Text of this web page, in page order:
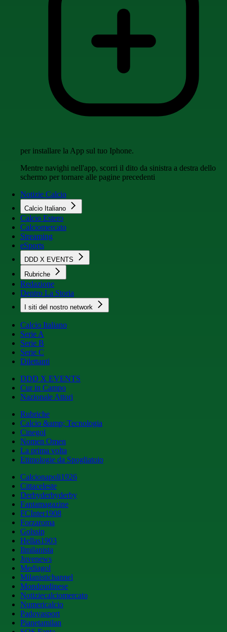
per installare la App sul tuo Iphone.
Mentre navighi nell'app, scorri il dito da sinistra a destra dello
schermo per tornare alle pagine precedenti
Notizie Calcio
Calcio Italiano
Calcio Estero
Calciomercato
Streaming
eSports
DDD X EVENTS
Rubriche
Redazione
Dentro La Storia
I siti del nostro network
Calcio Italiano
Serie A
Serie B
Serie C
Dilettanti
DDD X EVENTS
Cur in Campo
Nazionale Attori
Rubriche
Calcio &amp; Tecnologia
Cinegol
Nomen Omen
La prima volta
Etimologie da Spogliatoio
Calcionapoli1926
Cittaceleste
Derbyderbyderby
Fantamagazine
FCInter1908
Forzaroma
Golssip
Hellas1903
Ilmilanista
Juvenews
Mediagol
Milanistichannel
Mondoudinese
Notiziecalciomercato
Numericalcio
Padovasport
Pianetamilan